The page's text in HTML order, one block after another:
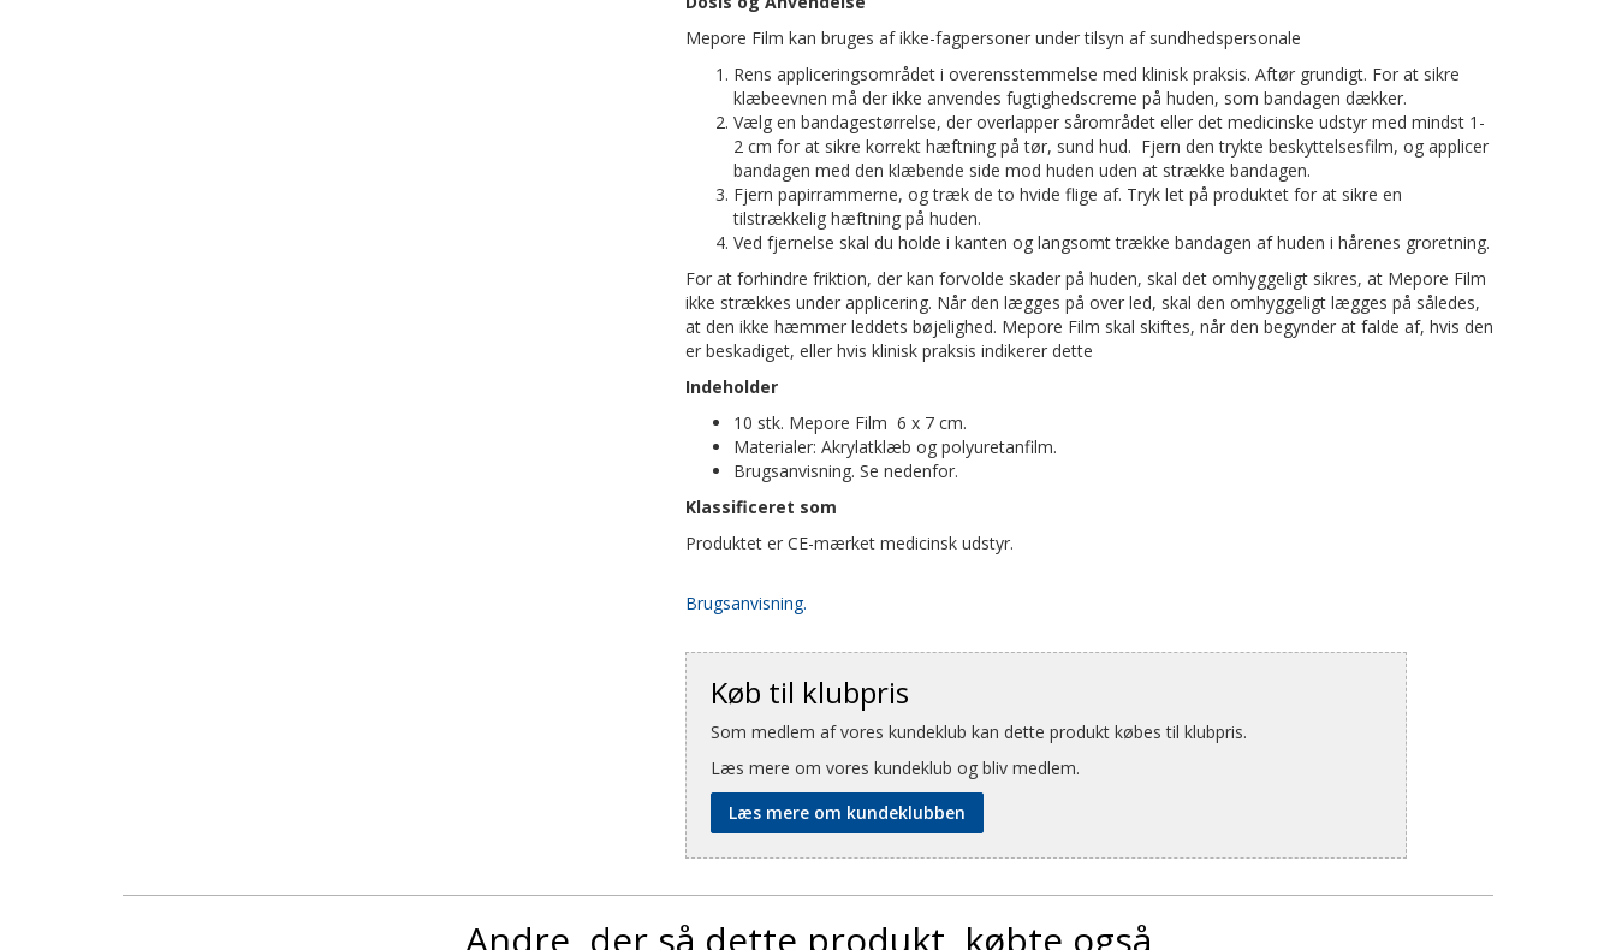
Mepore Film kan bruges af ikke-fagpersoner under tilsyn af sundhedspersonale
Rens appliceringsområdet i overensstemmelse med klinisk praksis. Aftør grundigt. For at sikre
klæbeevnen må der ikke anvendes fugtighedscreme på huden, som bandagen dækker.
Vælg en bandagestørrelse, der overlapper sårområdet eller det medicinske udstyr med mindst 1-
2 cm for at sikre korrekt hæftning på tør, sund hud. Fjern den trykte beskyttelsesfilm, og applicer
bandagen med den klæbende side mod huden uden at strække bandagen.
Fjern papirrammerne, og træk de to hvide flige af. Tryk let på produktet for at sikre en
tilstrækkelig hæftning på huden.
Ved fjernelse skal du holde i kanten og langsomt trække bandagen af huden i hårenes groretning.
For at forhindre friktion, der kan forvolde skader på huden, skal det omhyggeligt sikres, at Mepore Film
ikke strækkes under applicering. Når den lægges på over led, skal den omhyggeligt lægges på således,
at den ikke hæmmer leddets bøjelighed. Mepore Film skal skiftes, når den begynder at falde af, hvis den
er beskadiget, eller hvis klinisk praksis indikerer dette
Indeholder
10 stk. Mepore Film 6 x 7 cm.
Materialer: Akrylatklæb og polyuretanfilm.
Brugsanvisning. Se nedenfor.
Klassificeret som
Produktet er CE-mærket medicinsk udstyr.
Brugsanvisning.
Køb til klubpris
Som medlem af vores kundeklub kan dette produkt købes til klubpris.
Læs mere om vores kundeklub og bliv medlem.
Læs mere om kundeklubben
Andre, der så dette produkt, købte også